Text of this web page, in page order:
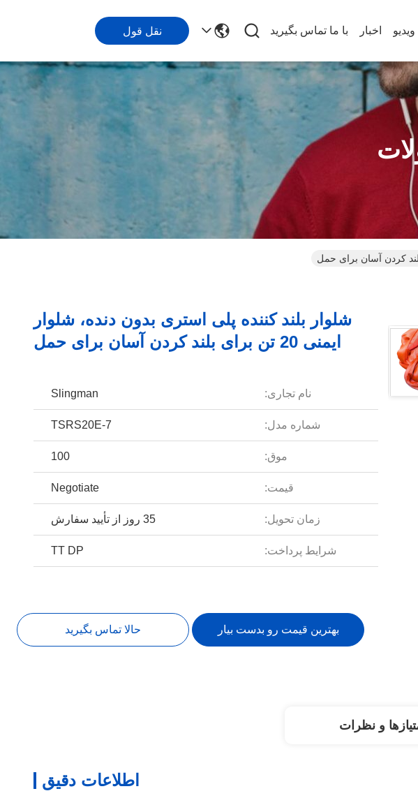
ویدیو اخبار با ما تماس بگیرید نقل قول
شلوار بلند کننده پلی استری بدون دنده، شلوار
ایمنی 20 تن برای بلند کردن آسان برای حمل
نام تجاری: Slingman
شماره مدل: TSRS20E-7
موق: 100
قیمت: Negotiate
زمان تحویل: 35 روز از تأیید سفارش
شرایط پرداخت: TT DP
بهترین قیمت رو بدست بیار حالا تماس بگیرید
و نظرات
اطلاعات دقیق